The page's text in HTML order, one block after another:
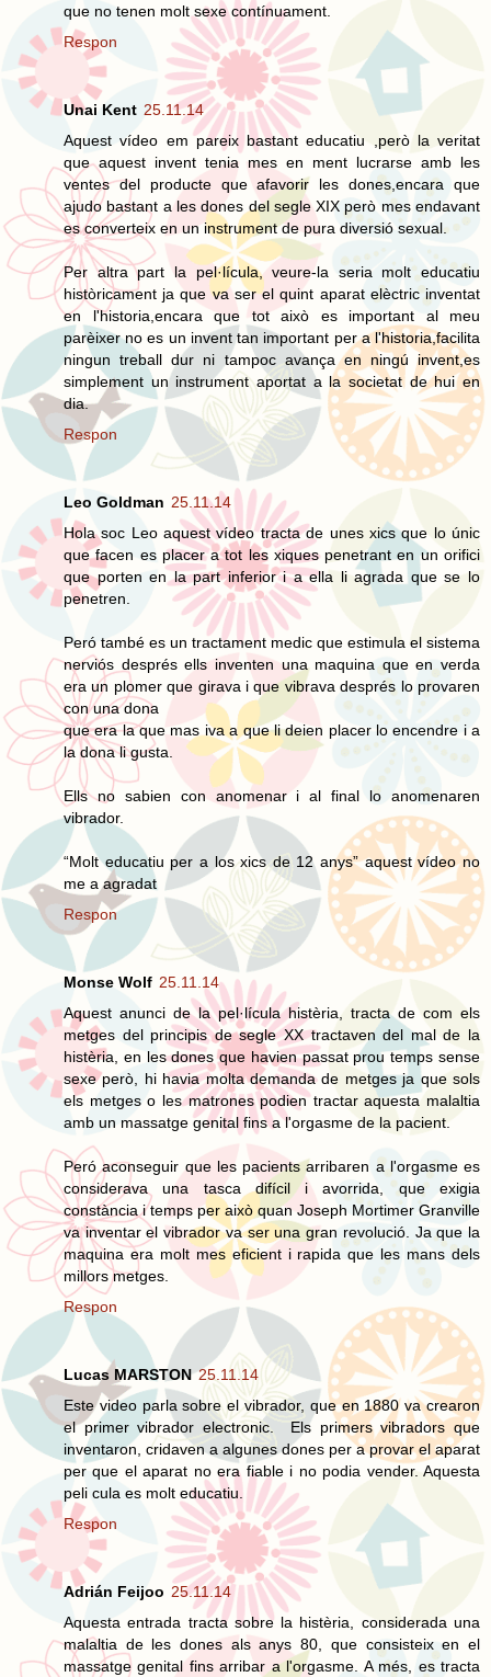
que no tenen molt sexe contínuament.
Respon
Unai Kent 25.11.14
Aquest vídeo em pareix bastant educatiu ,però la veritat
que aquest invent tenia mes en ment lucrarse amb les
ventes del producte que afavorir les dones,encara que
ajudo bastant a les dones del segle XIX però mes endavant
es converteix en un instrument de pura diversió sexual.
Per altra part la pel·lícula, veure-la seria molt educatiu
històricament ja que va ser el quint aparat elèctric inventat
en l'historia,encara que tot això es important al meu
parèixer no es un invent tan important per a l'historia,facilita
ningun treball dur ni tampoc avança en ningú invent,es
simplement un instrument aportat a la societat de hui en
dia.
Respon
Leo Goldman 25.11.14
Hola soc Leo aquest vídeo tracta de unes xics que lo únic
que facen es placer a tot les xiques penetrant en un orifici
que porten en la part inferior i a ella li agrada que se lo
penetren.
Peró també es un tractament medic que estimula el sistema
nerviós després ells inventen una maquina que en verda
era un plomer que girava i que vibrava després lo provaren
con una dona
que era la que mas iva a que li deien placer lo encendre i a
la dona li gusta.
Ells no sabien con anomenar i al final lo anomenaren
vibrador.
“Molt educatiu per a los xics de 12 anys” aquest vídeo no
me a agradat
Respon
Monse Wolf 25.11.14
Aquest anunci de la pel·lícula histèria, tracta de com els
metges del principis de segle XX tractaven del mal de la
histèria, en les dones que havien passat prou temps sense
sexe però, hi havia molta demanda de metges ja que sols
els metges o les matrones podien tractar aquesta malaltia
amb un massatge genital fins a l'orgasme de la pacient.
Peró aconseguir que les pacients arribaren a l'orgasme es
considerava una tasca difícil i avorrida, que exigia
constància i temps per això quan Joseph Mortimer Granville
va inventar el vibrador va ser una gran revolució. Ja que la
maquina era molt mes eficient i rapida que les mans dels
millors metges.
Respon
Lucas MARSTON 25.11.14
Este video parla sobre el vibrador, que en 1880 va crearon
el primer vibrador electronic. Els primers vibradors que
inventaron, cridaven a algunes dones per a provar el aparat
per que el aparat no era fiable i no podia vender. Aquesta
peli cula es molt educatiu.
Respon
Adrián Feijoo 25.11.14
Aquesta entrada tracta sobre la histèria, considerada una
malaltia de les dones als anys 80, que consisteix en el
massatge genital fins arribar a l'orgasme. A més, es tracta